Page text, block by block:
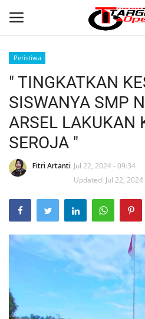
Home
Contact
NASIONAL
TO.CHANEL
TO.NETWORK
Peristiwa
" TINGKATKAN
SISWANYA SMP
ARSEL LAKUKAN
SEROJA "
Fitri Artanti Jul 22, 2024 - 09:34
Updated: Jul 22,